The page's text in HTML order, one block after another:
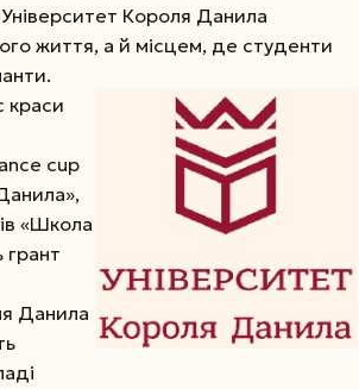
Університет Короля Данила
життя, а й місцем, де студенти
краси
cup
«Школа
грант
Данила